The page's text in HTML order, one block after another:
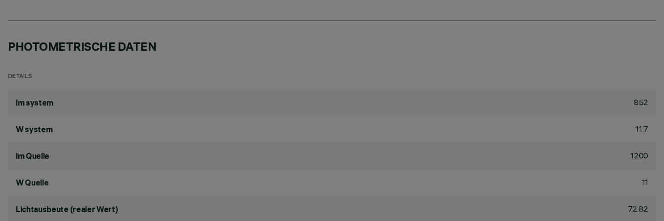
PHOTOMETRISCHE DATEN
DETAILS
lm system 852
W system 11.7
lm Quelle 1200
W Quelle 11
Lichtausbeute (realer Wert) 72.82